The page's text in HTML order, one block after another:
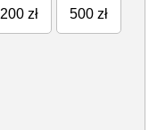
200 zł 500 zł